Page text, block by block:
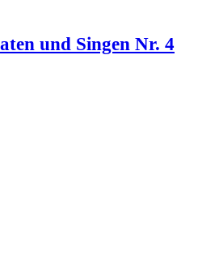
und Singen Nr. 4